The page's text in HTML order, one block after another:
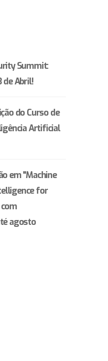
Summit:
de Abril!
do Curso de
Artificial
em "Machine
for
agosto